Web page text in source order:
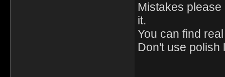
Mistakes
it.
You can find
Don't use polish